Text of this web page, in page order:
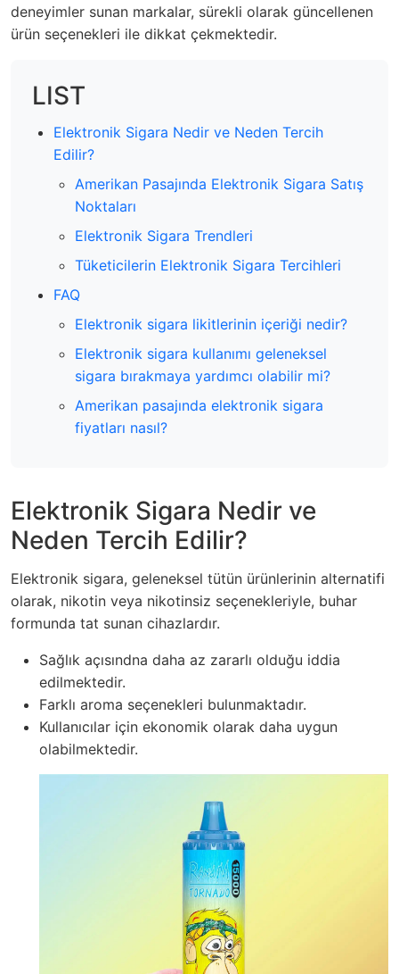
deneyimler sunan markalar, sürekli olarak güncellenen
ürün seçenekleri ile dikkat çekmektedir.
LIST
Elektronik Sigara Nedir ve Neden Tercih
Edilir?
Amerikan Pasajında Elektronik Sigara Satış
Noktaları
Elektronik Sigara Trendleri
Tüketicilerin Elektronik Sigara Tercihleri
FAQ
Elektronik sigara likitlerinin içeriği nedir?
Elektronik sigara kullanımı geleneksel
sigara bırakmaya yardımcı olabilir mi?
Amerikan pasajında elektronik sigara
fiyatları nasıl?
Elektronik Sigara Nedir ve
Neden Tercih Edilir?
Elektronik sigara, geleneksel tütün ürünlerinin alternatifi
olarak, nikotin veya nikotinsiz seçenekleriyle, buhar
formunda tat sunan cihazlardır.
Sağlık açısındna daha az zararlı olduğu iddia
edilmektedir.
Farklı aroma seçenekleri bulunmaktadır.
Kullanıcılar için ekonomik olarak daha uygun
olabilmektedir.